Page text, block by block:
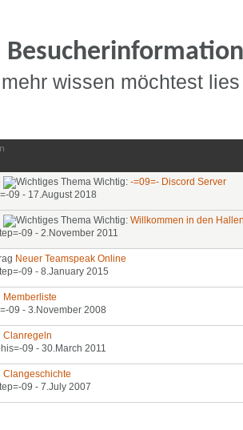
wissen möchtest
Wichtig: -=09=- Discord Server
09 - 17.August 2018
Wichtig: Willkommen in den
09 - 2.November 2011
Neuer Teamspeak Online
09 - 8.January 2015
Memberliste
09 - 3.November 2008
Clanregeln
09 - 30.March 2011
Clangeschichte
09 - 7.July 2007